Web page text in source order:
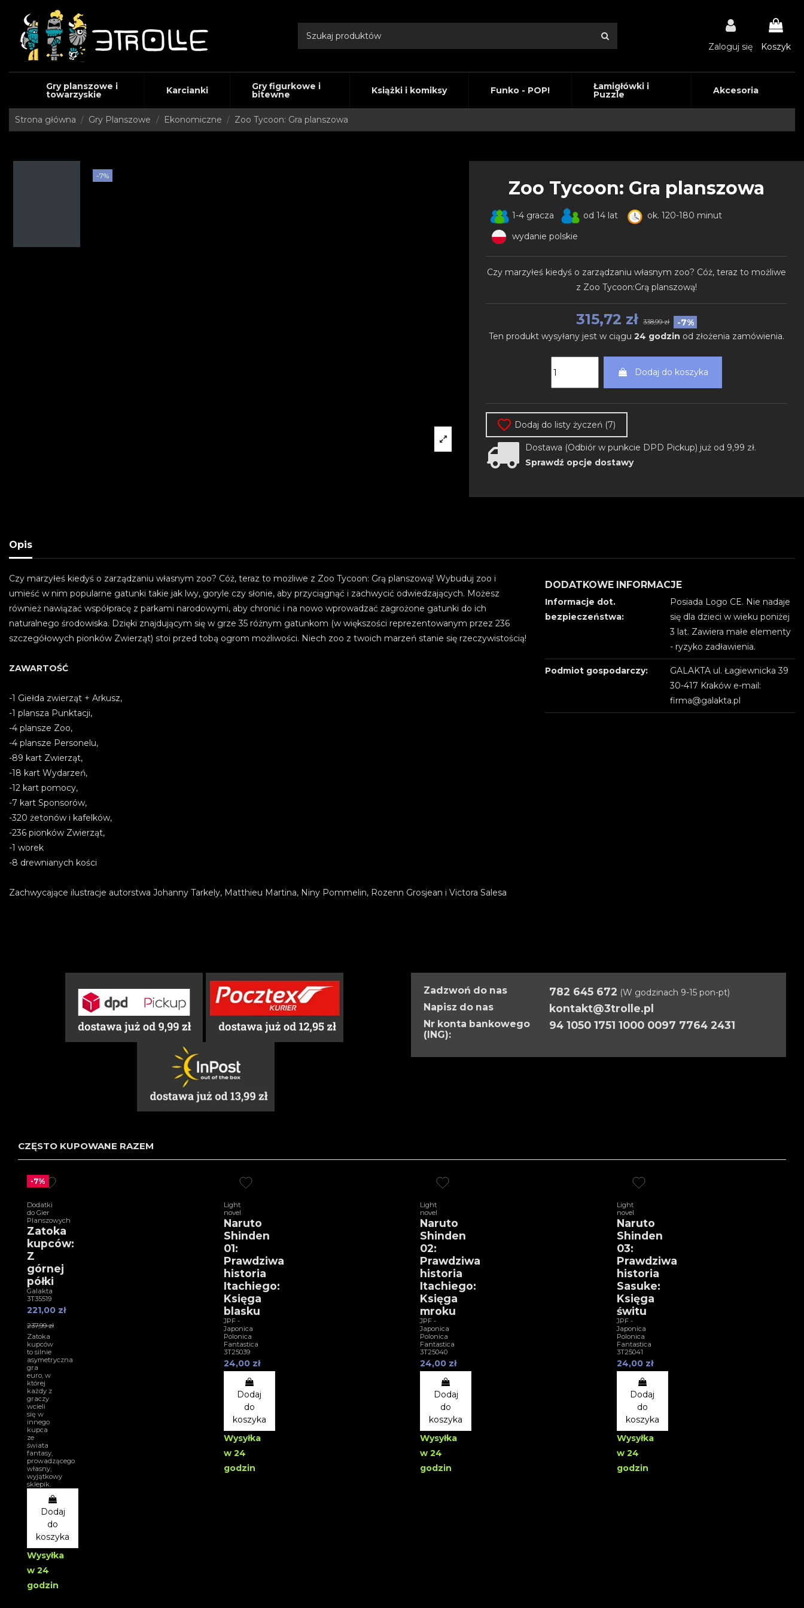
Zaloguj się Koszyk
Gry planszowe i
towarzyskie Karcianki Gry figurkowe i
bitewne Książki i komiksy Funko - POP! Łamigłówki i
Puzzle Akcesoria
Strona główna Gry Planszowe Ekonomiczne Zoo Tycoon: Gra planszowa
-7%
Zoo Tycoon: Gra planszowa
1-4 gracza od 14 lat
ok. 120-180 minut
wydanie polskie
Czy marzyłeś kiedyś o zarządzaniu własnym zoo? Cóż, teraz to możliwe
z Zoo Tycoon:Grą planszową!
315,72 zł 338,99 zł
-7%
Ten produkt wysyłany jest w ciągu 24 godzin od złożenia zamówienia.
Dodaj do koszyka
Dodaj do listy życzeń (7)
Dostawa (Odbiór w punkcie DPD Pickup) już od 9,99 zł.
Sprawdź opcje dostawy
Opis
Czy marzyłeś kiedyś o zarządzaniu własnym zoo? Cóż, teraz to możliwe z Zoo Tycoon: Grą planszową! Wybuduj zoo i
umieść w nim popularne gatunki takie jak lwy, goryle czy słonie, aby przyciągnąć i zachwycić odwiedzających. Możesz
również nawiązać współpracę z parkami narodowymi, aby chronić i na nowo wprowadzać zagrożone gatunki do ich
naturalnego środowiska. Dzięki znajdującym się w grze 35 różnym gatunkom (w większości reprezentowanym przez 236
szczegółowych pionków Zwierząt) stoi przed tobą ogrom możliwości. Niech zoo z twoich marzeń stanie się rzeczywistością!
ZAWARTOŚĆ
-1 Giełda zwierząt + Arkusz,
-1 plansza Punktacji,
-4 plansze Zoo,
-4 plansze Personelu,
-89 kart Zwierząt,
-18 kart Wydarzeń,
-12 kart pomocy,
-7 kart Sponsorów,
-320 żetonów i kafelków,
-236 pionków Zwierząt,
-1 worek
-8 drewnianych kości
Zachwycające ilustracje autorstwa Johanny Tarkely, Matthieu Martina, Niny Pommelin, Rozenn Grosjean i Victora Salesa
DODATKOWE INFORMACJE
Informacje dot.
bezpieczeństwa:
Posiada Logo CE. Nie nadaje
się dla dzieci w wieku poniżej
3 lat. Zawiera małe elementy
- ryzyko zadławienia.
Podmiot gospodarczy:
GALAKTA ul. Łagiewnicka 39
30-417 Kraków e-mail:
firma@galakta.pl
Zadzwoń do nas 782 645 672 (W godzinach 9-15 pon-pt)
Napisz do nas kontakt@3trolle.pl
Nr konta bankowego
(ING):
94 1050 1751 1000 0097 7764 2431
CZĘSTO KUPOWANE RAZEM
-7%
Dodatki
do Gier
Planszowych
Zatoka
kupców:
Z
górnej
półki
Galakta
3T35519
221,00 zł
237,99 zł
Zatoka
kupców
to silnie
asymetryczna
gra
euro, w
której
każdy z
graczy
wcieli
się w
innego
kupca
ze
świata
fantasy,
prowadzącego
własny,
wyjątkowy
sklepik.
Dodaj
do
koszyka
Wysyłka
w 24
godzin
Light
novel
Naruto
Shinden
01:
Prawdziwa
historia
Itachiego:
Księga
blasku
JPF -
Japonica
Polonica
Fantastica
3T25039
24,00 zł
Dodaj
do
koszyka
Wysyłka
w 24
godzin
Light
novel
Naruto
Shinden
02:
Prawdziwa
historia
Itachiego:
Księga
mroku
JPF -
Japonica
Polonica
Fantastica
3T25040
24,00 zł
Dodaj
do
koszyka
Wysyłka
w 24
godzin
Light
novel
Naruto
Shinden
03:
Prawdziwa
historia
Sasuke:
Księga
świtu
JPF -
Japonica
Polonica
Fantastica
3T25041
24,00 zł
Dodaj
do
koszyka
Wysyłka
w 24
godzin